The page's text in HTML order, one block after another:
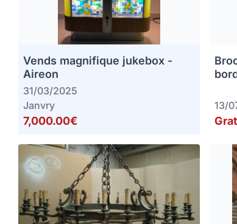
Vends magnifique jukebox -
Aireon
31/03/2025
Janvry
7,000.00€
13/